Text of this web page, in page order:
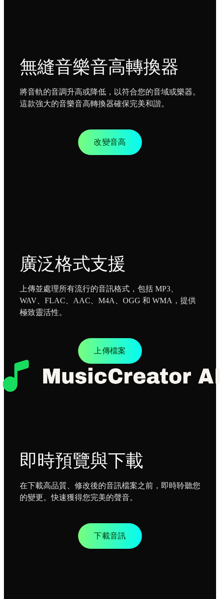
無縫音樂音高轉換器
將音軌的音調升高或降低，以符合您的音域或樂器。
這款強大的音樂音高轉換器確保完美和諧。
改變音高
廣泛格式支援
上傳並處理所有流行的音訊格式，包括 MP3、
WAV、FLAC、AAC、M4A、OGG 和 WMA，提供
極致靈活性。
上傳檔案
即時預覽與下載
在下載高品質、修改後的音訊檔案之前，即時聆聽您
的變更。快速獲得您完美的聲音。
下載音訊